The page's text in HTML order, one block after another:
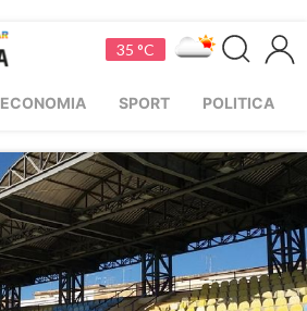
35 °C
ECONOMIA SPORT POLITICA